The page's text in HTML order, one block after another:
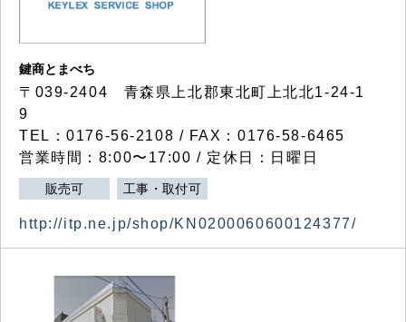
鍵商とまべち
〒039-2404 青森県上北郡東北町上北北1-24-1
9
TEL：0176-56-2108 / FAX：0176-58-6465
営業時間：8:00〜17:00 / 定休日：日曜日
販売可 工事・取付可
http://itp.ne.jp/shop/KN0200060600124377/